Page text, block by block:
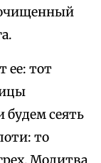
очищенный
ее: тот
будем сеять
то